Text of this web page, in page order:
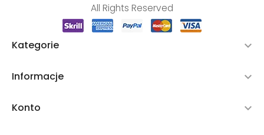
All Rights Reserved
Kategorie 
Informacje 
Konto 